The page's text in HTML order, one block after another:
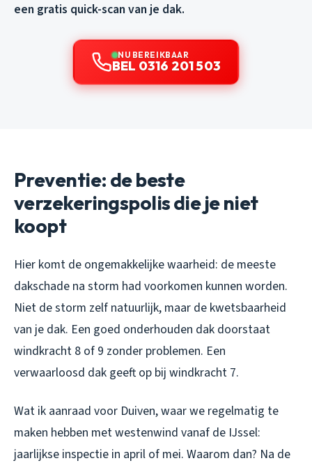
een gratis quick-scan van je dak.
NU BEREIKBAAR
BEL 0316 201 503
Preventie: de beste
verzekeringspolis die je niet
koopt
Hier komt de ongemakkelijke waarheid: de meeste
dakschade na storm had voorkomen kunnen worden.
Niet de storm zelf natuurlijk, maar de kwetsbaarheid
van je dak. Een goed onderhouden dak doorstaat
windkracht 8 of 9 zonder problemen. Een
verwaarloosd dak geeft op bij windkracht 7.
Wat ik aanraad voor Duiven, waar we regelmatig te
maken hebben met westenwind vanaf de IJssel:
jaarlijkse inspectie in april of mei. Waarom dan? Na de